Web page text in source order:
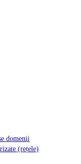
domenii
(rețele)